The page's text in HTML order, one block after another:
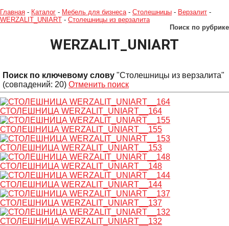
Главная - Каталог - Мебель для бизнеса- Столешницы - Верзалит -
WERZALIT_UNIART - Столешницы из верзалита
Поиск по рубрике
WERZALIT_UNIART
Поиск по ключевому слову "Столешницы из верзалита"
(совпадений: 20) Отменить поиск
СТОЛЕШНИЦА WERZALIT_UNIART__164
СТОЛЕШНИЦА WERZALIT_UNIART__155
СТОЛЕШНИЦА WERZALIT_UNIART__153
СТОЛЕШНИЦА WERZALIT_UNIART__148
СТОЛЕШНИЦА WERZALIT_UNIART__144
СТОЛЕШНИЦА WERZALIT_UNIART__137
СТОЛЕШНИЦА WERZALIT_UNIART__132